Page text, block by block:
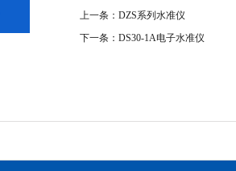
上一条：DZS系列水准仪
下一条：DS30-1A电子水准仪